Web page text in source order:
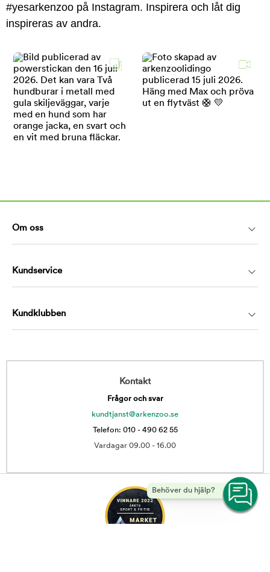
#yesarkenzoo på Instagram. Inspirera och låt dig
inspireras av andra.
Behöver du hjälp?
Om oss
Kundservice
Kundklubben
Kontakt
Frågor och svar
kundtjanst@arkenzoo.se
Telefon: 010 - 490 62 55
Vardagar 09.00 - 16.00